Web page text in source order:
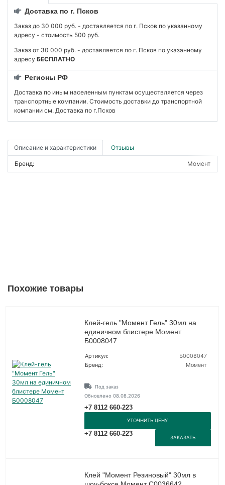
Доставка по г. Псков
Заказ до 30 000 руб. - доставляется по г. Псков по указанному
адресу - стоимость 500 руб.
Заказ от 30 000 руб. - доставляется по г. Псков по указанному
адресу БЕСПЛАТНО
Регионы РФ
Доставка по иным населенным пунктам осуществляется через
транспортные компании. Стоимость доставки до транспортной
компании см. Доставка по г.Псков
Описание и характеристики Отзывы
Бренд: Момент
Похожие товары
Клей-гель "Момент Гель" 30мл на
единичном блистере Момент
Б0008047
Артикул:
Б0008047
Бренд:
Момент
Под заказ
Обновлено 08.08.2026
+7 8112 660-223
УТОЧНИТЬ ЦЕНУ
+7 8112 660-223
ЗАКАЗАТЬ
Клей "Момент Резиновый" 30мл в